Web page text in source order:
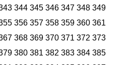
344 345 346 347 348 349
356 357 358 359 360 361
368 369 370 371 372 373
380 381 382 383 384 385